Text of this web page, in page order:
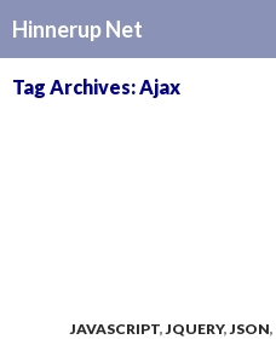
Hinnerup Net
CONTENT
Tag Archives: Ajax
JAVASCRIPT,JQUERY,JSON,